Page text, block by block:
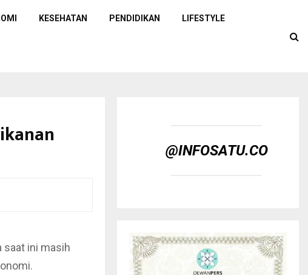
KESEHATAN PENDIDIKAN LIFESTYLE
saat ini masih
@INFOSATU.CO